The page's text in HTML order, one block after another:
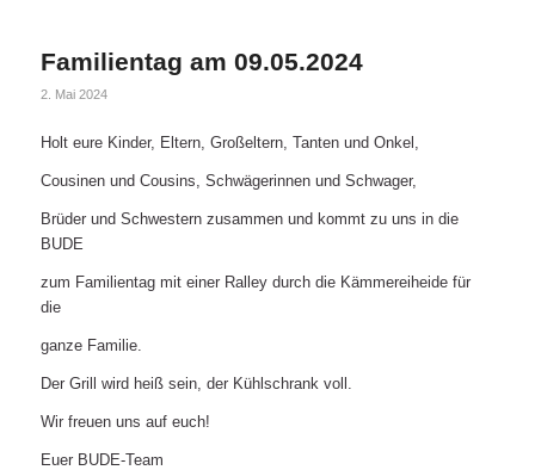
Familientag am 09.05.2024
2. Mai 2024
Holt eure Kinder, Eltern, Großeltern, Tanten und Onkel,
Cousinen und Cousins, Schwägerinnen und Schwager,
Brüder und Schwestern zusammen und kommt zu uns in die
BUDE
zum Familientag mit einer Ralley durch die Kämmereiheide für
die
ganze Familie.
Der Grill wird heiß sein, der Kühlschrank voll.
Wir freuen uns auf euch!
Euer BUDE-Team